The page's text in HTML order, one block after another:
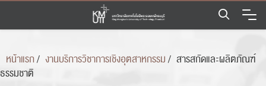
Skip
content
หน้าแรก/ งานบริการวิชาการเชิงอุตสาหกรรม/ สารสกัดและผลิตภัณฑ์
ธรรมชาติ